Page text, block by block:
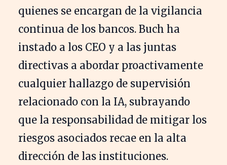
quienes se encargan de la vigilancia
continua de los bancos. Buch ha
instado a los CEO y a las juntas
directivas a abordar proactivamente
cualquier hallazgo de supervisión
relacionado con la IA, subrayando
que la responsabilidad de mitigar los
riesgos asociados recae en la alta
dirección de las instituciones.